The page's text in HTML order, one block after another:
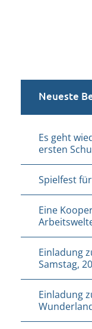
Neueste
Es geht
ersten
Spielfest
Eine
Einladung
Samstag,
Einladung